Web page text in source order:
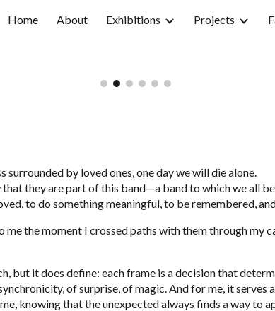
main content Skip to
Home About Exhibitions Projects
by loved ones, one day we will die alone.
they are part of this band—a band to which we all
to do something meaningful, to be remembered,
the moment I crossed paths with them through my
but it does define: each frame is a decision that
of surprise, of magic. And for me, it serves
knowing that the unexpected always finds a way to